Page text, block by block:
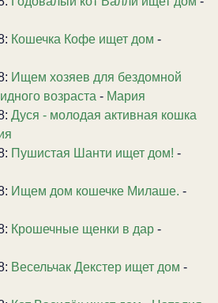
Кошечка Кофе ищет дом -
Ищем хозяев для бездомной
возраста - Мария
Дуся - молодая активная кошка
Пушистая Шанти ищет дом! -
Ищем дом кошечке Милаше. -
Крошечные щенки в дар -
Весельчак Декстер ищет дом -